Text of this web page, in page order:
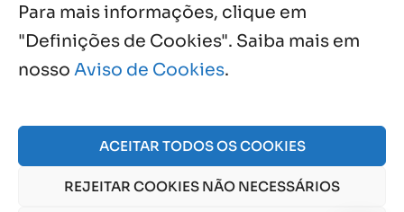
Para mais informações, clique em
"Definições de Cookies". Saiba mais em
nosso Aviso de Cookies.
ACEITAR TODOS OS COOKIES
REJEITAR COOKIES NÃO NECESSÁRIOS
Agosto, 2026